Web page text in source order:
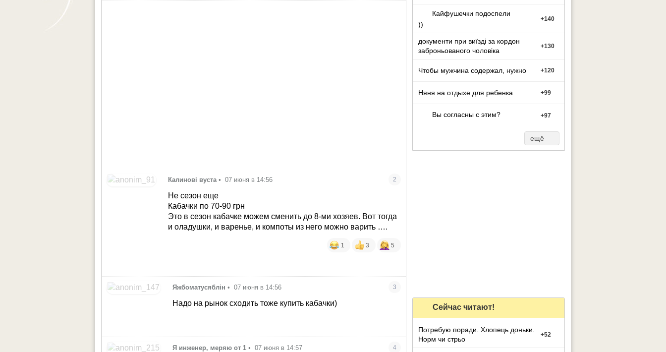
Калинові вуста • 07 июня в 14:56 2
Не сезон еще
Кабачки по 70-90 грн
Это в сезон кабачке можем сменить до 8-ми хозяев. Вот тогда
и оладушки, и варенье, и компоты из него можно варить ….
1 3 5
Яжбоматусяблін • 07 июня в 14:56 3
Надо на рынок сходить тоже купить кабачки)
Я инженер, меряю от 1 • 07 июня в 14:57 4
Кайфушечки подоспели
))
+140
документи при виїзді за кордон
заброньованого чоловіка
+130
Чтобы мужчина содержал, нужно +120
Няня на отдыхе для ребенка +99
Вы согласны с этим? +97
ещё
Сейчас читают!
Потребую поради. Хлопець доньки.
Норм чи стрьо
+52